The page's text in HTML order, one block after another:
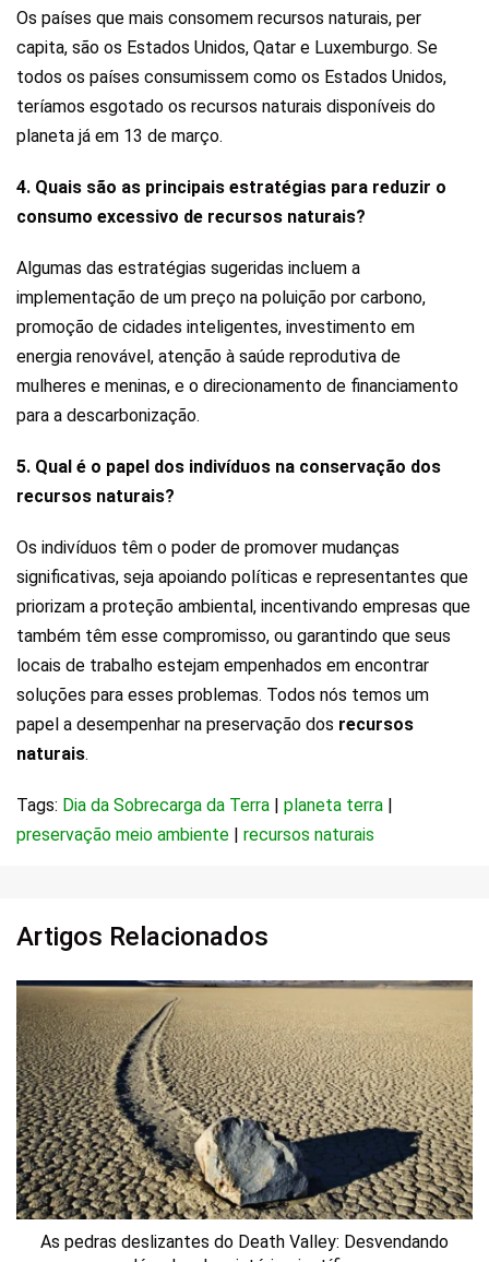
Os países que mais consomem recursos naturais, per
capita, são os Estados Unidos, Qatar e Luxemburgo. Se
todos os países consumissem como os Estados Unidos,
teríamos esgotado os recursos naturais disponíveis do
planeta já em 13 de março.
4. Quais são as principais estratégias para reduzir o
consumo excessivo de recursos naturais?
Algumas das estratégias sugeridas incluem a
implementação de um preço na poluição por carbono,
promoção de cidades inteligentes, investimento em
energia renovável, atenção à saúde reprodutiva de
mulheres e meninas, e o direcionamento de financiamento
para a descarbonização.
5. Qual é o papel dos indivíduos na conservação dos
recursos naturais?
Os indivíduos têm o poder de promover mudanças
significativas, seja apoiando políticas e representantes que
priorizam a proteção ambiental, incentivando empresas que
também têm esse compromisso, ou garantindo que seus
locais de trabalho estejam empenhados em encontrar
soluções para esses problemas. Todos nós temos um
papel a desempenhar na preservação dos recursos
naturais.
Tags: Dia da Sobrecarga da Terra planeta terra
preservação meio ambiente
recursos naturais
Artigos Relacionados
As pedras deslizantes do Death Valley: Desvendando